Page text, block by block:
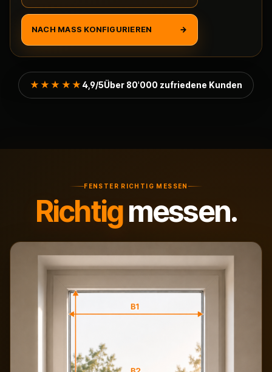
NACH MASS KONFIGURIEREN →
★★★★★ 4,9/5Über 80'000 zufriedene Kunden
FENSTER RICHTIG MESSEN
Richtigmessen.